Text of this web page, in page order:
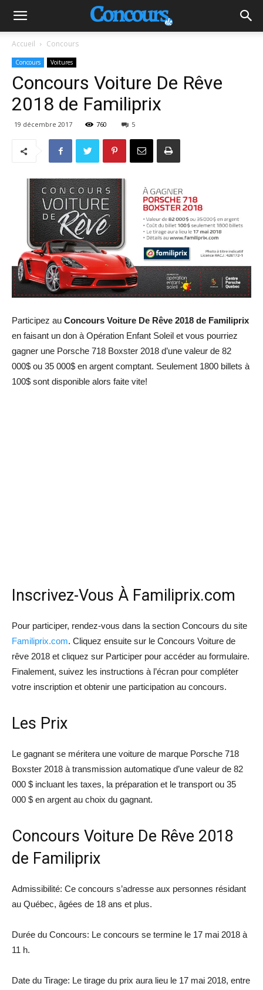
Accueil Concours
Concours Voitures
Concours Voiture De Rêve
2018 de Familiprix
19 décembre 2017 760 5
Participez au Concours Voiture De Rêve 2018 de Familiprix
en faisant un don à Opération Enfant Soleil et vous pourriez
gagner une Porsche 718 Boxster 2018 d’une valeur de 82
000$ ou 35 000$ en argent comptant. Seulement 1800 billets à
100$ sont disponible alors faite vite!
Inscrivez-Vous À Familiprix.com
Pour participer, rendez-vous dans la section Concours du site
Familiprix.com. Cliquez ensuite sur le Concours Voiture de
rêve 2018 et cliquez sur Participer pour accéder au formulaire.
Finalement, suivez les instructions à l’écran pour compléter
votre inscription et obtenir une participation au concours.
Les Prix
Le gagnant se méritera une voiture de marque Porsche 718
Boxster 2018 à transmission automatique d’une valeur de 82
000 $ incluant les taxes, la préparation et le transport ou 35
000 $ en argent au choix du gagnant.
Concours Voiture De Rêve 2018
de Familiprix
Admissibilité: Ce concours s’adresse aux personnes résidant
au Québec, âgées de 18 ans et plus.
Durée du Concours: Le concours se termine le 17 mai 2018 à
11 h.
Date du Tirage: Le tirage du prix aura lieu le 17 mai 2018, entre